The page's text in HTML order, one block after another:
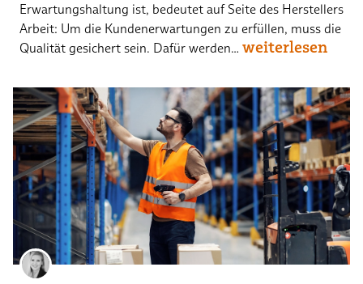
Erwartungshaltung ist, bedeutet auf Seite des Herstellers
Arbeit: Um die Kundenerwartungen zu erfüllen, muss die
Qualität gesichert sein. Dafür werden… weiterlesen